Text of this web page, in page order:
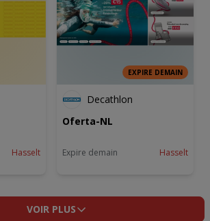
Hasselt
EXPIRE DEMAIN
Decathlon
Oferta-NL
Expire demain Hasselt
VOIR PLUS